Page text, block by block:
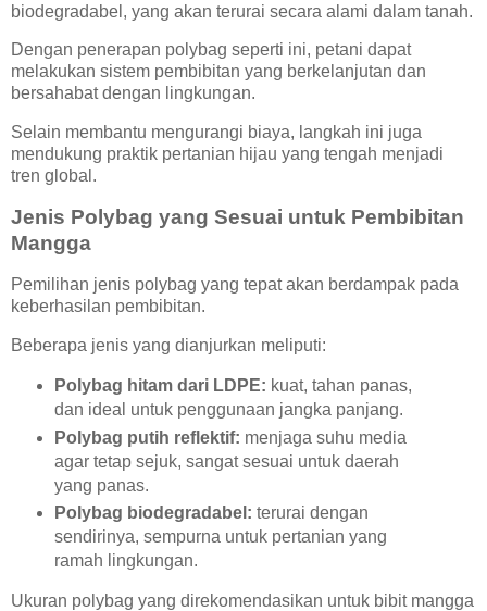
biodegradabel, yang akan terurai secara alami dalam tanah.
Dengan penerapan polybag seperti ini, petani dapat
melakukan sistem pembibitan yang berkelanjutan dan
bersahabat dengan lingkungan.
Selain membantu mengurangi biaya, langkah ini juga
mendukung praktik pertanian hijau yang tengah menjadi
tren global.
Jenis Polybag yang Sesuai untuk Pembibitan
Mangga
Pemilihan jenis polybag yang tepat akan berdampak pada
keberhasilan pembibitan.
Beberapa jenis yang dianjurkan meliputi:
Polybag hitam dari LDPE: kuat, tahan panas,
dan ideal untuk penggunaan jangka panjang.
Polybag putih reflektif: menjaga suhu media
agar tetap sejuk, sangat sesuai untuk daerah
yang panas.
Polybag biodegradabel: terurai dengan
sendirinya, sempurna untuk pertanian yang
ramah lingkungan.
Ukuran polybag yang direkomendasikan untuk bibit mangga